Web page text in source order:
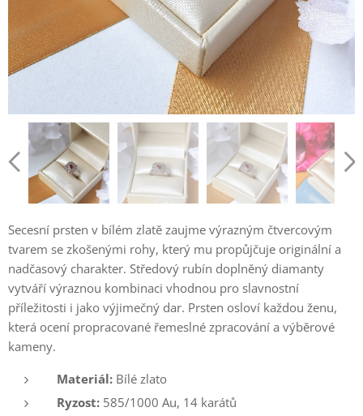
Secesní prsten v bílém zlatě zaujme výrazným čtvercovým
tvarem se zkošenými rohy, který mu propůjčuje originální a
nadčasový charakter. Středový rubín doplněný diamanty
vytváří výraznou kombinaci vhodnou pro slavnostní
příležitosti i jako výjimečný dar. Prsten osloví každou ženu,
která ocení propracované řemeslné zpracování a výběrové
kameny.
Materiál: Bílé zlato
Ryzost: 585/1000 Au, 14 karátů